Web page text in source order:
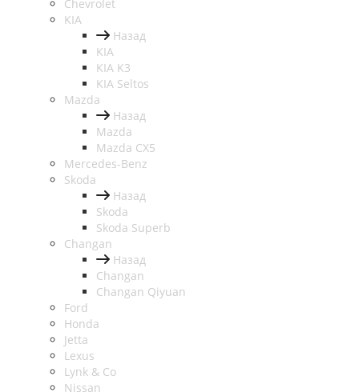
Chevrolet
KIA
Назад
KIA
KIA K3
KIA Seltos
Mazda
Назад
Mazda
Mazda CX5
Mercedes-Benz
Skoda
Назад
Skoda
Skoda Superb
Changan
Назад
Changan
Changan Qiyuan
Ford
Honda
Jetta
Lexus
Lynk & Co
Nissan